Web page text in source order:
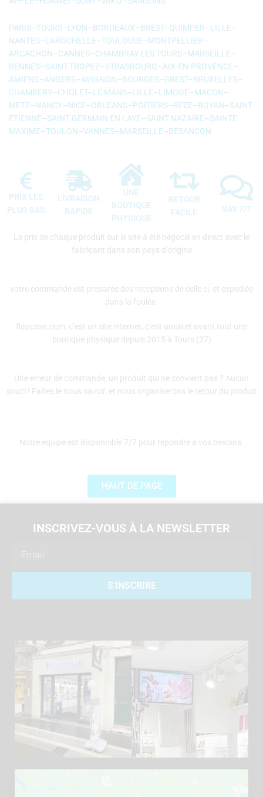
PARIS–TOURS–LYON–BORDEAUX–BREST–QUIMPER–LILLE–
NANTES–LAROCHELLE–TOULOUSE–MONTPELLIER–
ARCACHON–CANNES–CHAMBRAY LES TOURS–MARSEILLE–
RENNES–SAINT-TROPEZ–STRASBOURG–AIX-EN-PROVENCE–
AMIENS–ANGERS–AVIGNON–BOURGES–BREST–BRUXELLES–
CHAMBERY–CHOLET–LE MANS–LILLE–LIMOGE–MACON–
METZ–NANCY–NICE–ORLEANS–POITIERS–REZE–ROYAN–SAINT
ETIENNE–SAINT GERMAIN EN LAYE–SAINT NAZAIRE–SAINTE
MAXIME–TOULON–VANNES–MARSEILLE–BESANCON
PRIX LES
PLUS BAS
LIVRAISON
RAPIDE
UNE
BOUTIQUE
PHYSIQUE
RETOUR
FACILE
SAV 7/7
Le prix de chaque produit sur le site à été négocié en direct avec le
fabricant dans son pays d’origine
votre commande est preparée des receptions de celle ci, et expediée
dans la foulée.
flapcase.com, c’est un site internet, c’est aussi et avant tout une
boutique physique depuis 2015 à Tours (37)
Une erreur de commande, un produit qui ne convient pas ? Aucun
souci ! Faites le nous savoir, et nous organiserons le retour du produit
Notre équipe est disponnible 7/7 pour répondre à vos besoins.
HAUT DE PAGE
INSCRIVEZ-VOUS À LA NEWSLETTER
S'INSCRIRE